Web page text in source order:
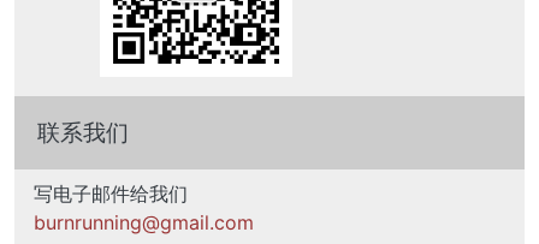
联系我们
写电子邮件给我们
burnrunning@gmail.com